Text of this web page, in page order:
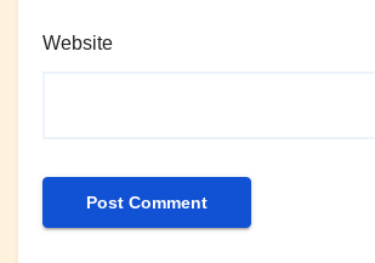
Website